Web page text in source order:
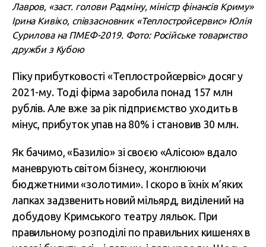
Лавров, «заст. голови Радміну, міністр фінансів Криму»
Ірина Кивіко, співзасновник «Теплостройсервис» Юлія
Сурилова на ПМЕФ-2019. Фото: Російське товариство
дружби з Кубою
Піку прибутковості «Теплостройсервіс» досяг у
2021-му. Тоді фірма заробила понад 157 млн
рублів. Але вже за рік підприємство уходить в
мінус, прибуток упав на 80% і становив 30 млн.
Як бачимо, «Базиліо» зі своєю «Алісою» вдало
маневрують світом бізнесу, жонглюючи
бюджетними «золотими». І скоро в їхніх м’яких
лапках задзвенить новий мільярд, виділений на
добудову Кримського театру ляльок. При
правильному розподілі по правильних кишенях в